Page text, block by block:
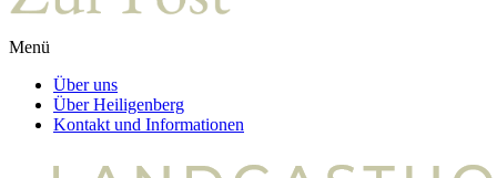
Menü
Über uns
Über Heiligenberg
Kontakt und Informationen